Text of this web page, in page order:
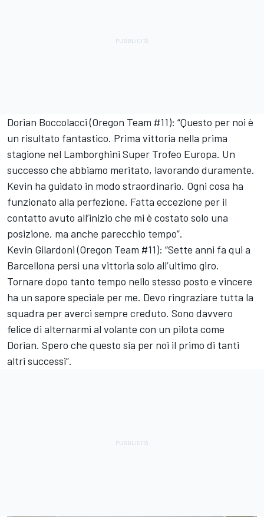
Dorian Boccolacci (Oregon Team #11): “Questo per noi è
un risultato fantastico. Prima vittoria nella prima
stagione nel Lamborghini Super Trofeo Europa. Un
successo che abbiamo meritato, lavorando duramente.
Kevin ha guidato in modo straordinario. Ogni cosa ha
funzionato alla perfezione. Fatta eccezione per il
contatto avuto all’inizio che mi è costato solo una
posizione, ma anche parecchio tempo”.
Kevin Gilardoni (Oregon Team #11): “Sette anni fa qui a
Barcellona persi una vittoria solo all’ultimo giro.
Tornare dopo tanto tempo nello stesso posto e vincere
ha un sapore speciale per me. Devo ringraziare tutta la
squadra per averci sempre creduto. Sono davvero
felice di alternarmi al volante con un pilota come
Dorian. Spero che questo sia per noi il primo di tanti
altri successi”.